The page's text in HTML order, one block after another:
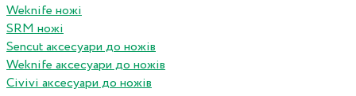
Weknife ножі
SRM ножі
Sencut аксесуари до ножів
Weknife аксесуари до ножів
Civivi аксесуари до ножів